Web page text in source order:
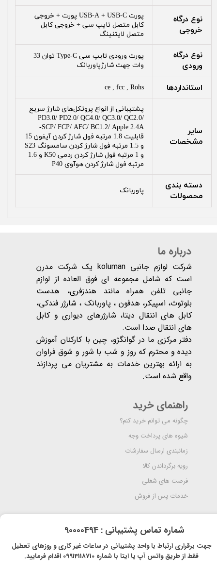
نوع درگاه
خروجی
پورت USB-A + USB-C پورت + خروجی
کابل متصل تایپ سی + خروجی کابل
متصل لایتنینگ
نوع درگاه
ورودی
پورت ورودی تایپ سی Type-C توان 33
وات جهت شارژپاوربانک
استانداردها ce , fcc , Rohs
سایر
مشخصات
پشتیبانی از انواع پروتکل‌های شارژ سریع
PD3.0/ PD2.0/ QC4.0/ QC3.0/ QC2.0/
SCP/ FCP/ AFC/ BC1.2/ Apple 2.4A-
قابلیت 1.8 مرتبه فول شارژ کردن آیفون 15
و 1.5 مرتبه فول شارژ کردن سامسونگ S23
و 1 مرتبه فول شارژ کردن ردمی K50 و 1.6
مرتبه فول شارژ کردن هوآوی P40
دسته بندی
محصولات
پاوربانک
درباره ما
شرکت لوازم جانبی koluman یک شرکت مدرن
است که شامل مجموعه ای فوق العاده از لوازم
جانبی تلفن همراه مانند هندزفری، هدست
بلوتوث، اسپیکر، هدفون ، پاوربانک ، شارژر فندکی،
کابل های انتقال دیتا، شارژرهای دیواری و کابل
های انتقال صدا است.
دفتر مرکزی ما در گوانگژو، چین با کارکنان آموزش
دیده و محترم که روز و شب با شور و شوق فراوان
به ارائه بهترین خدمات به مشتریان می پردازند
واقع شده است​​​​​​​.
راهنمای خرید
چگونه می توانم خرید کنم؟
شیوه های پرداخت وجه
زمانبندی ارسال سفارشات
رویه برگرداندن کالا
فرصت های شغلی
خدمات پس از فروش
​شماره تماس پشتیبانی : 90000494
​​جهت برقراری ارتباط با واحد پشتیبانی در ساعات غیر کاری و روزهای تعطیل
فقط از طریق واتس آپ یا ایتا با شماره 09914118710 اقدام فرمایید.